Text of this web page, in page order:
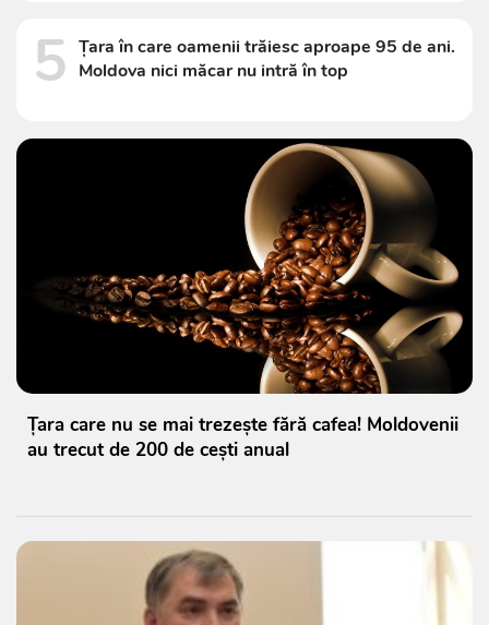
5 Țara în care oamenii trăiesc aproape 95 de ani.
Moldova nici măcar nu intră în top
Țara care nu se mai trezește fără cafea! Moldovenii
au trecut de 200 de cești anual